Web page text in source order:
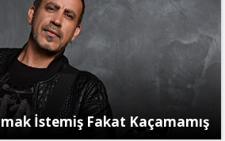
İstemiş Fakat Kaçamamış